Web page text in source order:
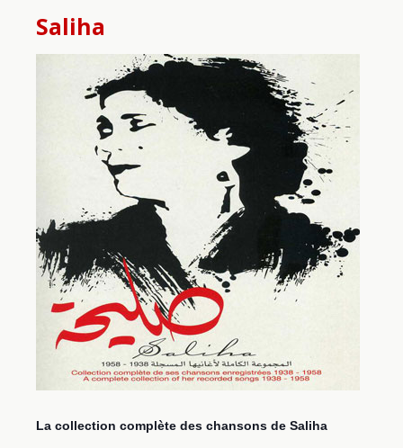
Saliha
La collection complète des chansons de Saliha